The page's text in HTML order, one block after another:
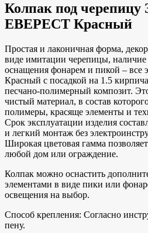
Колпак под
ЕВЕРЕСТ Красный
Простая и лаконичная форма,
виде имитации черепицы,
оснащения фонарем и пикой – все
Красный с посадкой на 1.5
песчано-полимерный композит.
чистый материал, в состав
полимеры, красяще элементы и
Срок эксплуатации изделия
и легкий монтаж без
Широкая цветовая гамма
любой дом или ограждение.
Колпак можно оснастить
элементами в виде пики или
освещения на выбор.
Способ крепления: Согласно
пену.